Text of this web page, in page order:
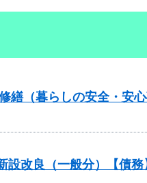
（暮らしの安全・安
設改良（一般分）【債